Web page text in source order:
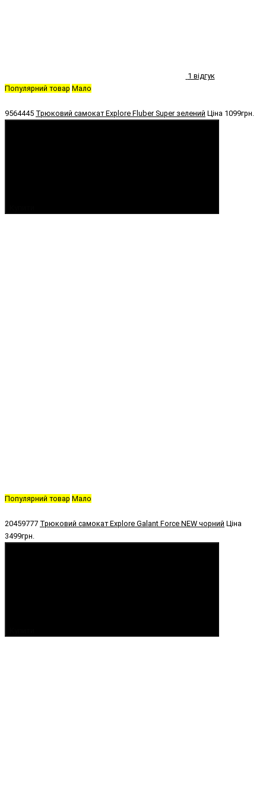
1 відгук
Популярний товар Мало
9564445 Трюковий самокат Explore Fluber Super зелений Ціна 1099грн.
Популярний товар Мало
20459777 Трюковий самокат Explore Galant Force NEW чорний Ціна
3499грн.